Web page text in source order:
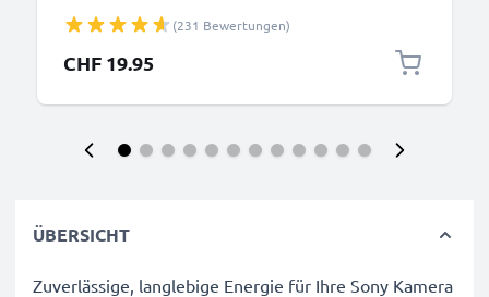
CELLONIC
(231 Bewertungen)
CHF 19.95
ÜBERSICHT
Zuverlässige, langlebige Energie für Ihre Sony Kamera